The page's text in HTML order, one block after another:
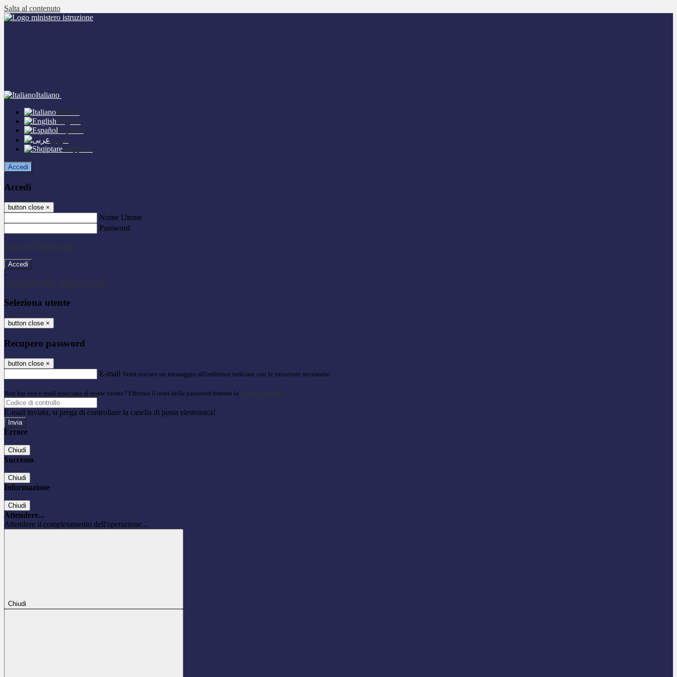
Salta al contenuto
Italiano
Italiano
English
Español
عربى
Shqiptare
Accedi
Accedi
button close ×
Nome Utente
Password
Password dimenticata?
-
Entra con SPID
Entra con CIE
Seleziona utente
button close ×
Recupero password
button close ×
E-mail Verrà inviato un messaggio all'indirizzo indicato con le istruzioni necessarie.
Non hai una e-mail associata al nome utente? Effettua il reset della password tramite la Login Spaggiari
E-mail inviata, si prega di controllare la casella di posta elettronica!
Errore
Chiudi
Successo
Chiudi
Informazione
Chiudi
Attendere...
Attendere il completamento dell'operazione...
Chiudi